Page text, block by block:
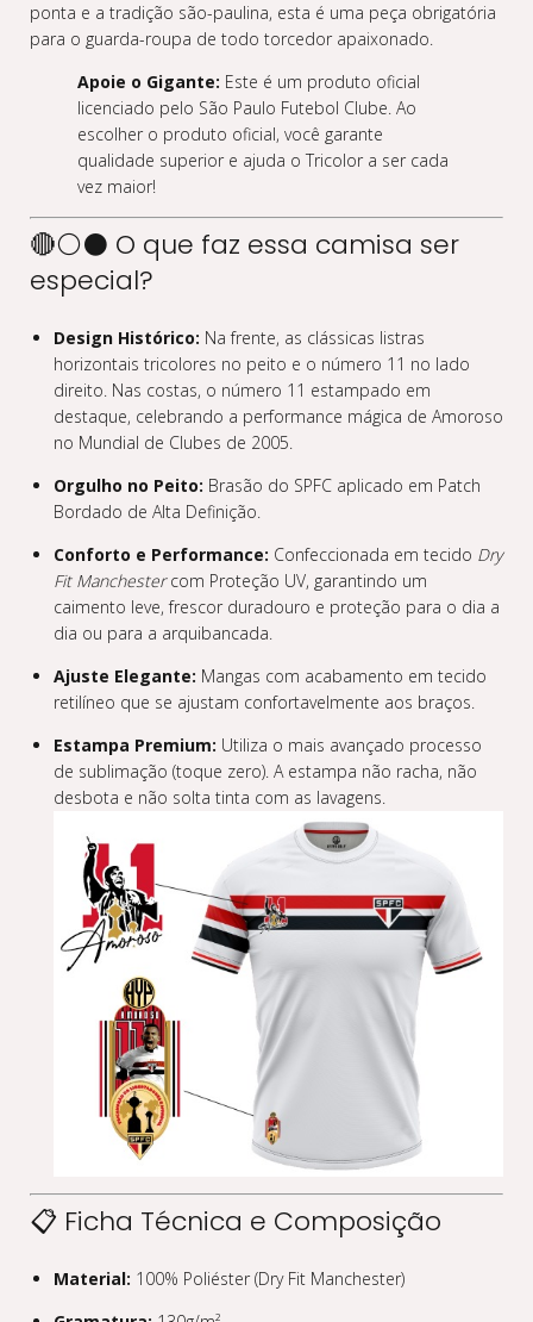
ponta e a tradição são-paulina, esta é uma peça obrigatória
para o guarda-roupa de todo torcedor apaixonado.
Apoie o Gigante: Este é um produto oficial
licenciado pelo São Paulo Futebol Clube. Ao
escolher o produto oficial, você garante
qualidade superior e ajuda o Tricolor a ser cada
vez maior!
🔴⚪⚫ O que faz essa camisa ser
especial?
Design Histórico: Na frente, as clássicas listras
horizontais tricolores no peito e o número 11 no lado
direito. Nas costas, o número 11 estampado em
destaque, celebrando a performance mágica de Amoroso
no Mundial de Clubes de 2005.
Orgulho no Peito: Brasão do SPFC aplicado em Patch
Bordado de Alta Definição.
Conforto e Performance: Confeccionada em tecido Dry
Fit Manchestercom Proteção UV, garantindo um
caimento leve, frescor duradouro e proteção para o dia a
dia ou para a arquibancada.
Ajuste Elegante: Mangas com acabamento em tecido
retilíneo que se ajustam confortavelmente aos braços.
Estampa Premium: Utiliza o mais avançado processo
de sublimação (toque zero). A estampa não racha, não
desbota e não solta tinta com as lavagens.
📋 Ficha Técnica e Composição
Material: 100% Poliéster (Dry Fit Manchester)